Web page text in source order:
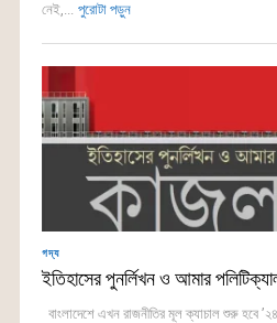
নেই,... পুরোটা পড়ুন
গদ্য
ইতিহাসের পুনর্লিখন ও আমার
বাংলাদেশে এখন রাজনীতির মূল ক্যাচাল শুরু হবে